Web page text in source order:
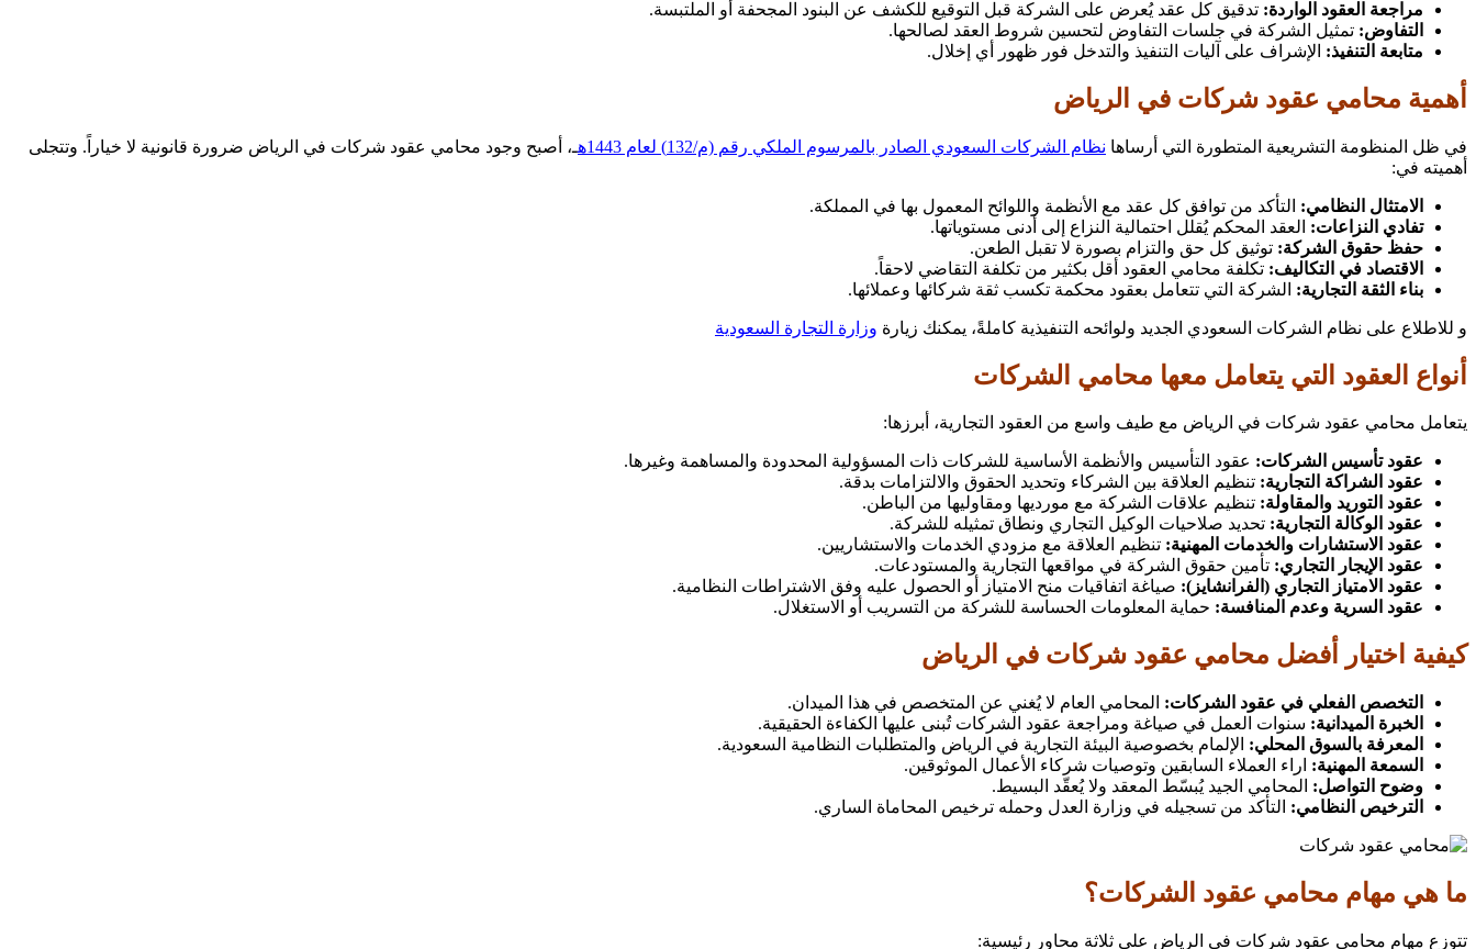
مراجعة العقود الواردة: تدقيق كل عقد يُعرض على الشركة قبل التوقيع للكشف عن البنود المجحفة أو الملتبسة.
التفاوض: تمثيل الشركة في جلسات التفاوض لتحسين شروط العقد لصالحها.
متابعة التنفيذ: الإشراف على آليات التنفيذ والتدخل فور ظهور أي إخلال.
أهمية محامي عقود شركات في الرياض
في ظل المنظومة التشريعية المتطورة التي أرساها نظام الشركات السعودي الصادر بالمرسوم الملكي رقم (م/132) لعام 1443ه
ـ، أصبح وجود محامي عقود شركات في الرياض ضرورة قانونية لا خياراً. وتتجلى
أهميته في:
الامتثال النظامي: التأكد من توافق كل عقد مع الأنظمة واللوائح المعمول بها في المملكة.
تفادي النزاعات: العقد المحكم يُقلل احتمالية النزاع إلى أدنى مستوياتها.
حفظ حقوق الشركة: توثيق كل حق والتزام بصورة لا تقبل الطعن.
الاقتصاد في التكاليف: تكلفة محامي العقود أقل بكثير من تكلفة التقاضي لاحقاً.
بناء الثقة التجارية: الشركة التي تتعامل بعقود محكمة تكسب ثقة شركائها وعملائها.
و للاطلاع على نظام الشركات السعودي الجديد ولوائحه التنفيذية كاملةً، يمكنك زيارة وزارة التجارة السعودية
أنواع العقود التي يتعامل معها محامي الشركات
يتعامل محامي عقود شركات في الرياض مع طيف واسع من العقود التجارية، أبرزها:
عقود تأسيس الشركات: عقود التأسيس والأنظمة الأساسية للشركات ذات المسؤولية المحدودة والمساهمة وغيرها.
عقود الشراكة التجارية: تنظيم العلاقة بين الشركاء وتحديد الحقوق والالتزامات بدقة.
عقود التوريد والمقاولة: تنظيم علاقات الشركة مع مورديها ومقاوليها من الباطن.
عقود الوكالة التجارية: تحديد صلاحيات الوكيل التجاري ونطاق تمثيله للشركة.
عقود الاستشارات والخدمات المهنية: تنظيم العلاقة مع مزودي الخدمات والاستشاريين.
عقود الإيجار التجاري: تأمين حقوق الشركة في مواقعها التجارية والمستودعات.
عقود الامتياز التجاري (الفرانشايز): صياغة اتفاقيات منح الامتياز أو الحصول عليه وفق الاشتراطات النظامية.
عقود السرية وعدم المنافسة: حماية المعلومات الحساسة للشركة من التسريب أو الاستغلال.
كيفية اختيار أفضل محامي عقود شركات في الرياض
التخصص الفعلي في عقود الشركات: المحامي العام لا يُغني عن المتخصص في هذا الميدان.
الخبرة الميدانية: سنوات العمل في صياغة ومراجعة عقود الشركات تُبنى عليها الكفاءة الحقيقية.
المعرفة بالسوق المحلي: الإلمام بخصوصية البيئة التجارية في الرياض والمتطلبات النظامية السعودية.
السمعة المهنية: اراء العملاء السابقين وتوصيات شركاء الأعمال الموثوقين.
وضوح التواصل: المحامي الجيد يُبسّط المعقد ولا يُعقّد البسيط.
الترخيص النظامي: التأكد من تسجيله في وزارة العدل وحمله ترخيص المحاماة الساري.
ما هي مهام محامي عقود الشركات؟
تتوزع مهام محامي عقود شركات في الرياض على ثلاثة محاور رئيسية: